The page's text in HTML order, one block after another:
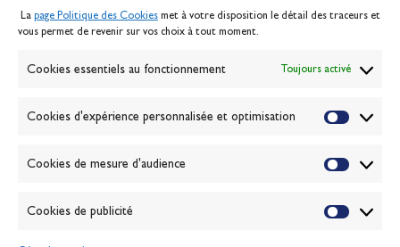
La page Politique des Cookies met à votre disposition le détail des traceurs et
vous permet de revenir sur vos choix à tout moment.
Cookies essentiels au fonctionnement Toujours activé
Cookies d'expérience personnalisée et optimisation
Cookies de mesure d'audience
Cookies de publicité
Politique des cookies
Banque de la voile
Passion Voile TV
ABONNEZ-VOUS